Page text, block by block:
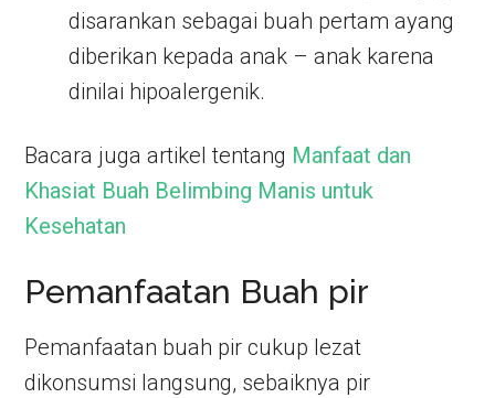
disarankan sebagai buah pertam ayang
diberikan kepada anak – anak karena
dinilai hipoalergenik.
Bacara juga artikel tentang Manfaat dan
Khasiat Buah Belimbing Manis untuk
Kesehatan
Pemanfaatan Buah pir
Pemanfaatan buah pir cukup lezat
dikonsumsi langsung, sebaiknya pir